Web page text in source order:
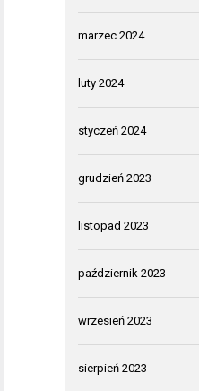
marzec 2024
luty 2024
styczeń 2024
grudzień 2023
listopad 2023
październik 2023
wrzesień 2023
sierpień 2023